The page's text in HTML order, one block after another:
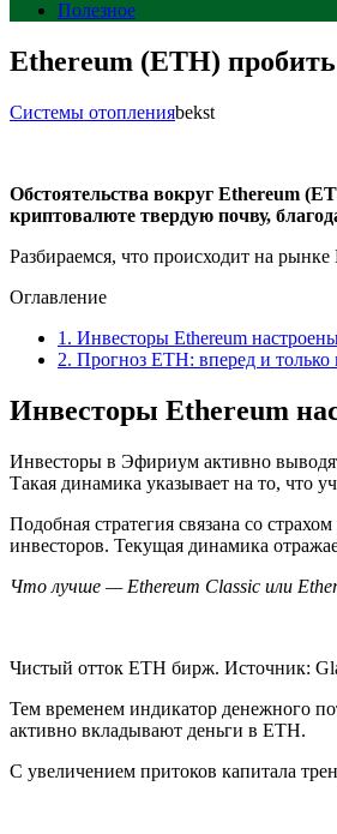
Полезное
Ethereum (ETH)
Системы отопленияbekst
Обстоятельства вокруг Ethereum
криптовалюте твердую почву,
Разбираемся, что происходит на
Оглавление
1. Инвесторы Ethereum
2. Прогноз ETH: вперед и только
Инвесторы Ethereum
Инвесторы в Эфириум активно
Такая динамика указывает на то, что
Подобная стратегия связана со
инвесторов. Текущая динамика
Что лучше — Ethereum Classic или
Чистый отток ETH бирж. Источник:
Тем временем индикатор денежного
активно вкладывают деньги в ETH.
С увеличением притоков капитала